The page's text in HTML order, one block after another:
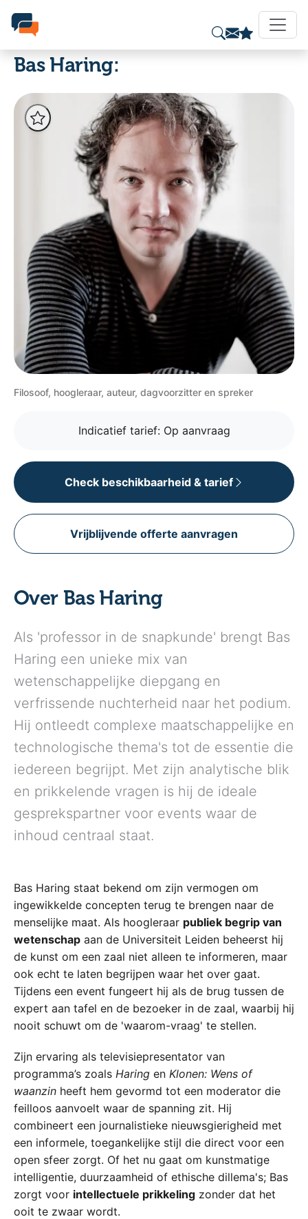
Bas Haring:
Filosoof, hoogleraar, auteur, dagvoorzitter en spreker
Indicatief tarief: Op aanvraag
Check beschikbaarheid & tarief
Vrijblijvende offerte aanvragen
Over Bas Haring
Als 'professor in de snapkunde' brengt Bas
Haring een unieke mix van
wetenschappelijke diepgang en
verfrissende nuchterheid naar het podium.
Hij ontleedt complexe maatschappelijke en
technologische thema's tot de essentie die
iedereen begrijpt. Met zijn analytische blik
en prikkelende vragen is hij de ideale
gesprekspartner voor events waar de
inhoud centraal staat.
Bas Haring staat bekend om zijn vermogen om
ingewikkelde concepten terug te brengen naar de
menselijke maat. Als hoogleraar publiek begrip van
wetenschap aan de Universiteit Leiden beheerst hij
de kunst om een zaal niet alleen te informeren, maar
ook echt te laten begrijpen waar het over gaat.
Tijdens een event fungeert hij als de brug tussen de
expert aan tafel en de bezoeker in de zaal, waarbij hij
nooit schuwt om de 'waarom-vraag' te stellen.
Zijn ervaring als televisiepresentator van
programma’s zoals Haring en Klonen: Wens of
waanzin heeft hem gevormd tot een moderator die
feilloos aanvoelt waar de spanning zit. Hij
combineert een journalistieke nieuwsgierigheid met
een informele, toegankelijke stijl die direct voor een
open sfeer zorgt. Of het nu gaat om kunstmatige
intelligentie, duurzaamheid of ethische dillema's; Bas
zorgt voor intellectuele prikkeling zonder dat het
ooit te zwaar wordt.